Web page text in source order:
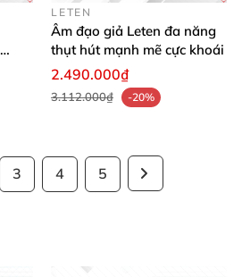
LETEN
Âm đạo giả Leten đa năng
thụt hút mạnh mẽ cực khoái
2.490.000₫
3.112.000₫ -20%
3 4 5